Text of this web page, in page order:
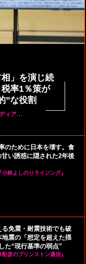
」を演じ続
率1％策が
”な役割
ィア…
のために日本を壊す。食
い誘惑に隠された2年後
林よしのりライジング』
る免震・耐震技術でも破
震の「想定を超えた揺
た“現行基準の弱点”
彦のプリンストン通信』